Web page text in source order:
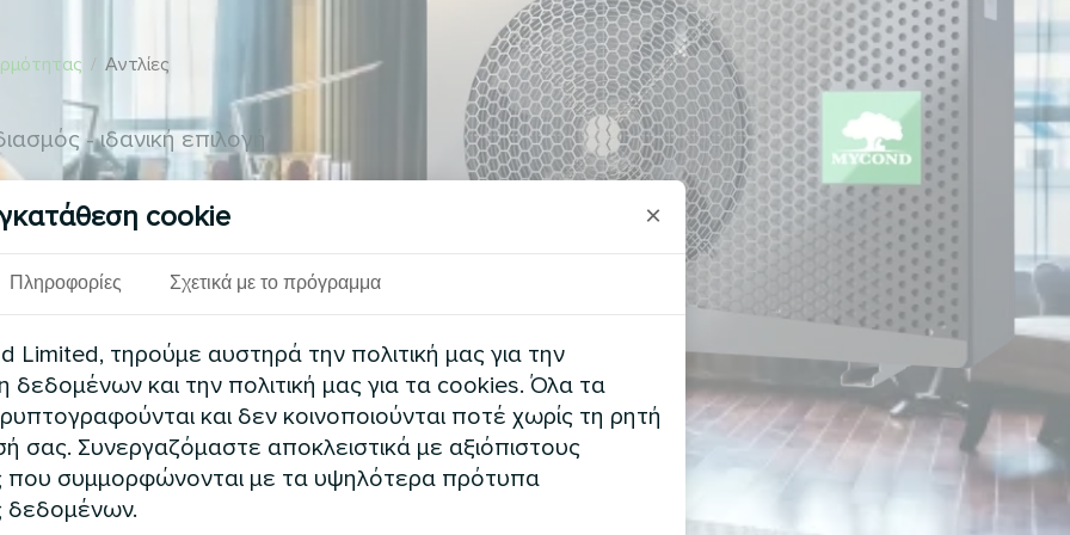
/ Αντλίες
- ιδανική επιλογή
cookie ×
Πληροφορίες Σχετικά με το πρόγραμμα
Limited, τηρούμε αυστηρά την πολιτική μας για την
και την πολιτική μας για τα cookies. Όλα τα
και δεν κοινοποιούνται ποτέ χωρίς τη ρητή
σας. Συνεργαζόμαστε αποκλειστικά με αξιόπιστους
που συμμορφώνονται με τα υψηλότερα πρότυπα
δεδομένων.